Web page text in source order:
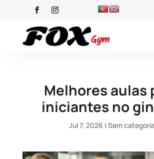
Melhores aulas
iniciantes no
Jul 7, 2026 | Sem categoria